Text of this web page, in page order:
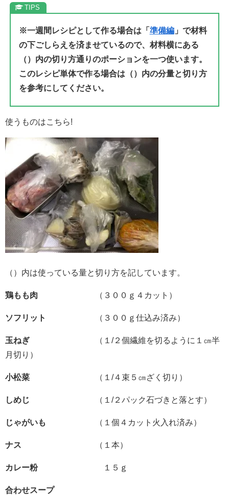
※一週間レシピとして作る場合は「 準備編」で材料
の下ごしらえを済ませているので、材料横にある
（）内の切り方通りのポーションを一つ使います。
このレシピ単体で作る場合は（）内の分量と切り方
を参考にしてください。
使うものはこちら!
（）内は使っている量と切り方を記しています。
鶏もも肉 （３００ｇ４カット）
ソフリット （３００ｇ仕込み済み）
玉ねぎ （１/２個繊維を切るように１㎝半
月切り）
小松菜 （１/４束５㎝ざく切り）
しめじ （１/２パック石づきと落とす）
じゃがいも （１個４カット火入れ済み）
ナス （１本）
カレー粉 １５ｇ
合わせスープ